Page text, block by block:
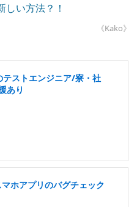
い方法？！
《Kako》
ストエンジニア/寮・社
あり
ホアプリのバグチェック